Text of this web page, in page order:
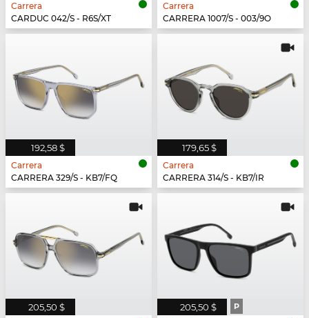
Carrera
CARDUC 042/S - R6S/XT
Carrera
CARRERA 1007/S - 003/9O
192,58 $
Carrera
CARRERA 329/S - KB7/FQ
179,65 $
Carrera
CARRERA 314/S - KB7/IR
205,50 $ 205,50 $ P